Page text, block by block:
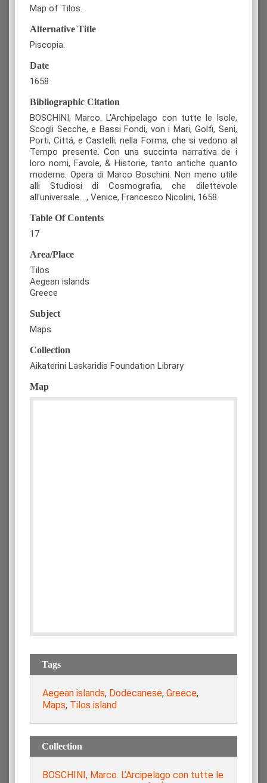
Map of Tilos.
Alternative Title
Piscopia.
Date
1658
Bibliographic Citation
BOSCHINI, Marco. L'Archipelago con tutte le Isole,
Scogli Secche, e Bassi Fondi, von i Mari, Golfi, Seni,
Porti, Cittá, e Castelli; nella Forma, che si vedono al
Tempo presente. Con una succinta narrativa de i
loro nomi, Favole, & Historie, tanto antiche quanto
moderne. Opera di Marco Boschini. Non meno utile
alli Studiosi di Cosmografia, che dilettevole
all'universale...., Venice, Francesco Nicolini, 1658.
Table Of Contents
17
Area/Place
Tilos
Aegean islands
Greece
Subject
Maps
Collection
Aikaterini Laskaridis Foundation Library
Map
Tags
Aegean islands, Dodecanese, Greece,
Maps, Tilos island
Collection
BOSCHINI, Marco. L’Arcipelago con tutte le